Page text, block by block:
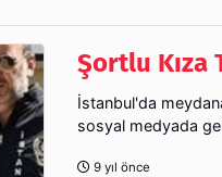
Şortlu Kıza
İstanbul'da
sosyal medyada
9 yıl önce